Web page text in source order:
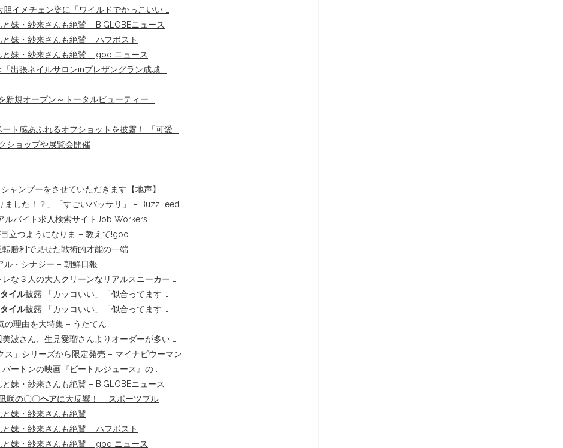
胆イメチェン姿に「ワイルドでかっこいい …
妹・紗来さんも絶賛 – BIGLOBEニュース
妹・紗来さんも絶賛 – ハフポスト
妹・紗来さんも絶賛 – goo ニュース
出張ネイルサロンinプレザングラン成城 …
規オープン～トータルビューティー …
ト感あふれるオフショットを披露！ 「可愛 …
ショップや展覧会開催
ャンプーをさせていただきます【地声】
した！？」「すごいバッサリ」 – BuzzFeed
ルバイト求人検索サイトJob Workers
立つようになりま – 教えて!goo
勝利で見せた戦術的才能の一端
ル・シナジー – 朝鮮日報
な３人の大人クリーンなリアルスニーカー …
イル披露 「カッコいい」「似合ってます …
イル披露 「カッコいい」「似合ってます …
の理由を大特集 – うたてん
波さん、生見愛瑠さんよりオーダーが多い …
」シリーズから限定発売 – マイナビウーマン
ートンの映画『ビートルジュース』の …
妹・紗来さんも絶賛 – BIGLOBEニュース
咲の〇〇ヘアに大反響！ – スポーツブル
妹・紗来さんも絶賛
妹・紗来さんも絶賛 – ハフポスト
妹・紗来さんも絶賛 – goo ニュース